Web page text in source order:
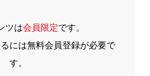
ツは会員限定です。
には無料会員登録が必要で
す。